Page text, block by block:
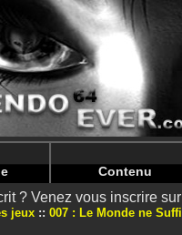
in/home/
in/home/
Contenu
? Venez vous inscrire
jeux 007 : Le Monde ne